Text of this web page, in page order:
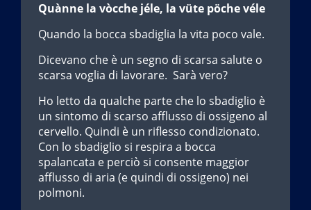
Quànne la vòcche jéle, la vüte pöche véle
Quando la bocca sbadiglia la vita poco vale.
Dicevano che è un segno di scarsa salute o
scarsa voglia di lavorare. Sarà vero?
Ho letto da qualche parte che lo sbadiglio è
un sintomo di scarso afflusso di ossigeno al
cervello. Quindi è un riflesso condizionato.
Con lo sbadiglio si respira a bocca
spalancata e perciò si consente maggior
afflusso di aria (e quindi di ossigeno) nei
polmoni.